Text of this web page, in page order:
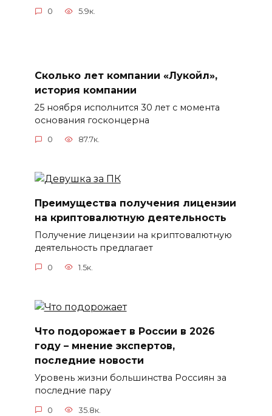
0 5.9к.
Сколько лет компании «Лукойл»,
история компании
25 ноября исполнится 30 лет с момента
основания госконцерна
0 87.7к.
Преимущества получения лицензии
на криптовалютную деятельность
Получение лицензии на криптовалютную
деятельность предлагает
0 1.5к.
Что подорожает в России в 2026
году – мнение экспертов,
последние новости
Уровень жизни большинства Россиян за
последние пару
0 35.8к.